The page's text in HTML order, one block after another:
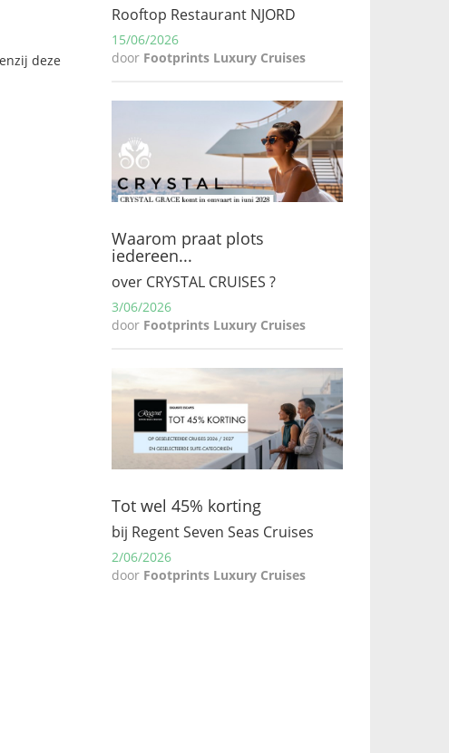
deze
Rooftop Restaurant NJORD
15/06/2026
door Footprints Luxury Cruises
Waarom praat plots
iedereen...
over CRYSTAL CRUISES ?
3/06/2026
door Footprints Luxury Cruises
Tot wel 45% korting
bij Regent Seven Seas Cruises
2/06/2026
door Footprints Luxury Cruises